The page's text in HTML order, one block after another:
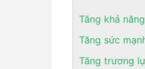
Tăng khả
Tăng sức
Tăng trương